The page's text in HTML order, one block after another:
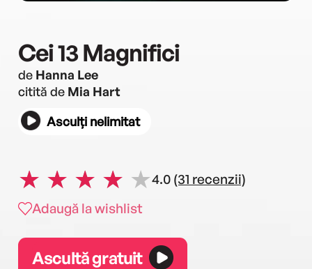
Cei 13 Magnifici
de Hanna Lee
citită de Mia Hart
Asculți nelimitat
4.0 (31 recenzii)
Adaugă la wishlist
Ascultă gratuit